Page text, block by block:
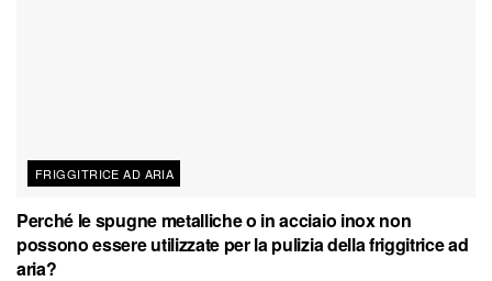
FRIGGITRICE AD ARIA
Perché le spugne metalliche o in acciaio inox non
possono essere utilizzate per la pulizia della friggitrice ad
aria?